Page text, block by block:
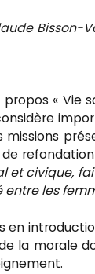
Bisson-
propos « Vie
de
et civique,
entre les
en
la morale